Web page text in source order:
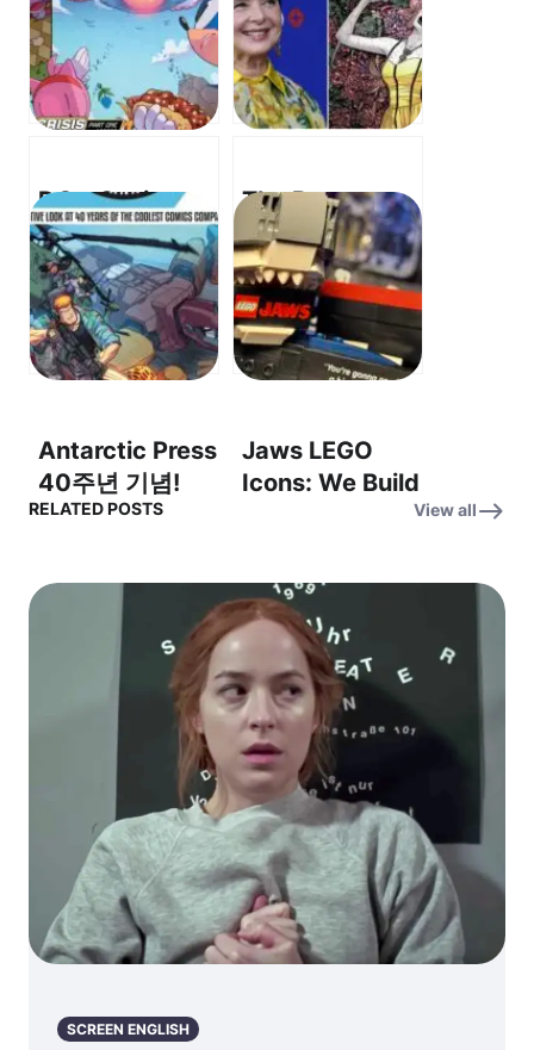
DC x Sonic –
Fast Friends
Fight Darkseid!
– 초고속 친구들
이 다크사이드를
물리친다!
The Beauty –
Isabella
Rossellini
Checks In
From The
Mediterranean
에서 아름다움을
이야기하다
Antarctic Press
40주년 기념!
Thrilled to
years! (40년 역
사를 기념하며!)
Jaws LEGO
Icons: We Build
50th
Anniversary –
죠스 레고 아이
콘: 50주년 기념,
죠스의 유산을 쌓
다!
RELATED POSTS View all
SCREEN ENGLISH